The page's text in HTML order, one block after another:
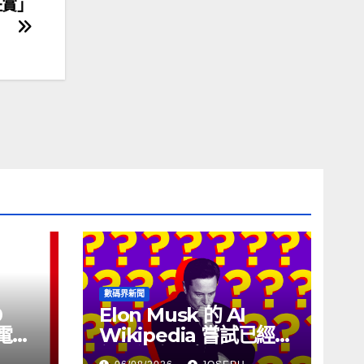
」
線
數碼界新聞
Elon Musk 的 AI
Wikipedia 嘗試已經幾
個月沒有更新了